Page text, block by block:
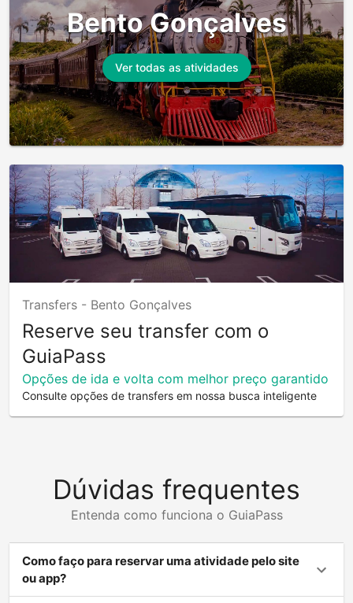
Bento Gonçalves
Ver todas as atividades
Transfers - Bento Gonçalves
Reserve seu transfer com o
GuiaPass
Opções de ida e volta com melhor preço garantido
Consulte opções de transfers em nossa busca inteligente
Dúvidas frequentes
Entenda como funciona o GuiaPass
Como faço para reservar uma atividade pelo site
ou app?